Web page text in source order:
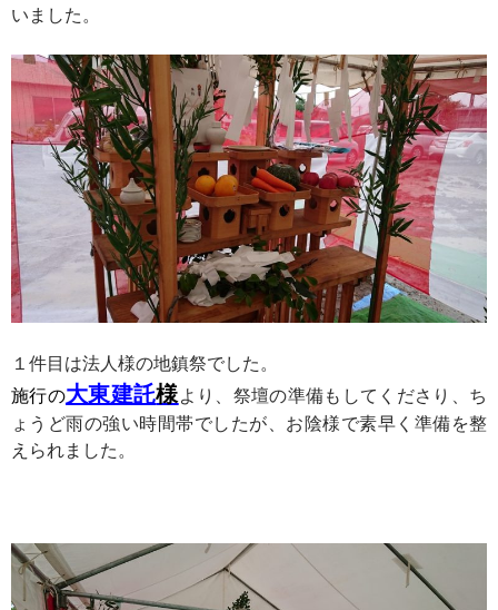
いました。
１件目は法人様の地鎮祭でした。
施行の大東建託様 より、祭壇の準備もしてくださり、ち
ょうど雨の強い時間帯でしたが、お陰様で素早く準備を整
えられました。